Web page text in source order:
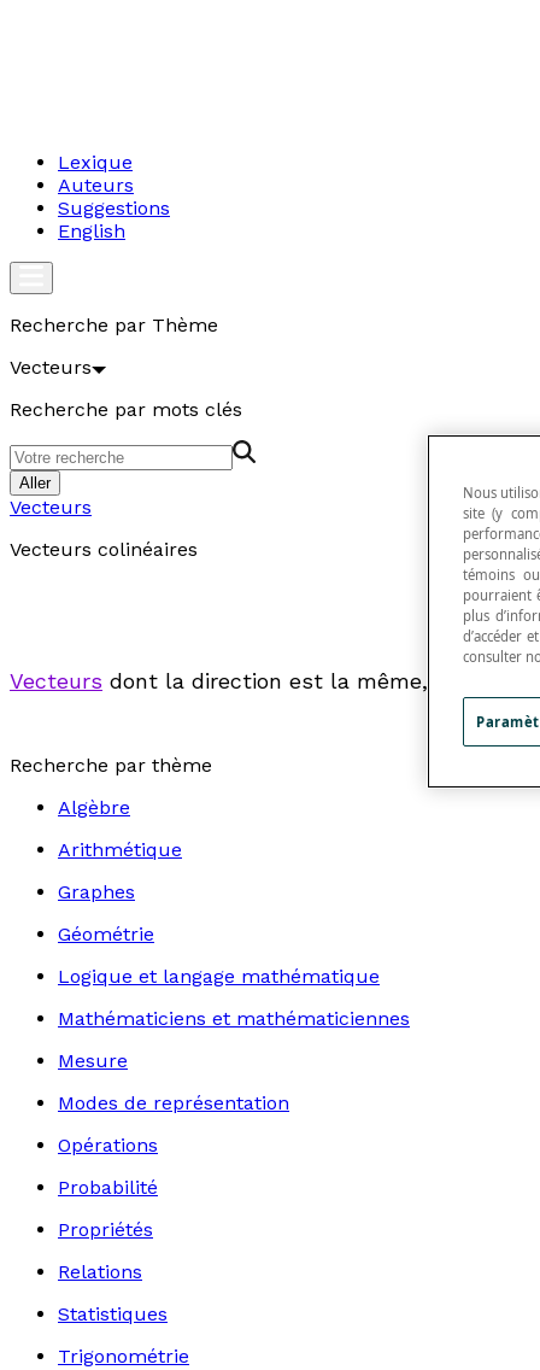
Lexique
Auteurs
Suggestions
English
Recherche par Thème
Vecteurs
Recherche par mots clés
Aller
Vecteurs
Vecteurs colinéaires
Vecteurs dont la direction est la même, peu
Recherche par thème
Algèbre
Arithmétique
Graphes
Géométrie
Logique et langage mathématique
Mathématiciens et mathématiciennes
Mesure
Modes de représentation
Opérations
Probabilité
Propriétés
Relations
Statistiques
Trigonométrie
Nous
site (y
témoins
pourraient
plus
d’accéder
consulter